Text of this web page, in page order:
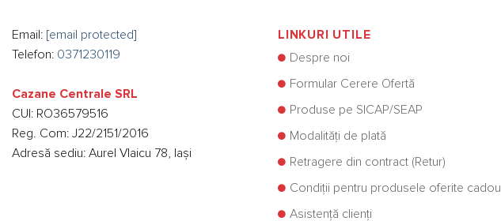
Email: [email protected]
Telefon: 0371230119
Cazane Centrale SRL
CUI: RO36579516
Reg. Com: J22/2151/2016
Adresă sediu: Aurel Vlaicu 78, Iași
LINKURI UTILE
Despre noi
Formular Cerere Ofertă
Produse pe SICAP/SEAP
Modalități de plată
Retragere din contract (Retur)
Condiții pentru produsele oferite cadou
Asistență clienți